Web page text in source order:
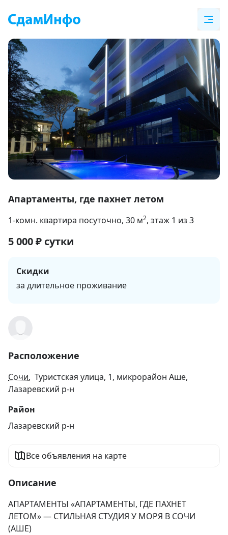
1
40
Апартаменты, где пахнет летом
1-комн. квартира посуточно, 30 м2, этаж 1 из 3
5 000₽ сутки
Скидки
за длительное проживание
Расположение
Сочи, Туристская улица, 1, микрорайон Аше,
Лазаревский р-н
Район
Лазаревский р-н
Все объявления на карте
Описание
АПАРТАМЕНТЫ «АПАРТАМЕНТЫ, ГДЕ ПАХНЕТ
ЛЕТОМ» — СТИЛЬНАЯ СТУДИЯ У МОРЯ В СОЧИ
(АШЕ)